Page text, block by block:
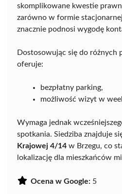
skomplikowane kwestie
zarówno w formie
znacznie podnosi wygodę
Dostosowując się do różnych
oferuje:
bezpłatny parking,
możliwość wizyt w
Wymaga jednak
spotkania. Siedziba znajduje
Krajowej 4/14 w Brzegu, co
lokalizację dla mieszkańców
Ocena w Google: 5